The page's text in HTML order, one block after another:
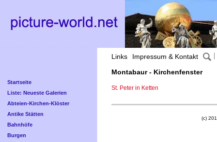
Links Impressum & Kontakt
Startseite
Liste: Neueste Galerien
Abteien-Kirchen-Klöster
Antike Stätten
Bahnhöfe
Burgen
Montabaur - Kirchenfenster
St. Peter in Ketten
(c)